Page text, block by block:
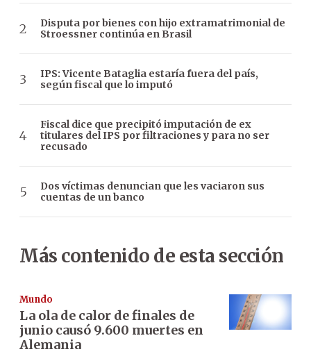
Disputa por bienes con hijo extramatrimonial de
Stroessner continúa en Brasil
IPS: Vicente Bataglia estaría fuera del país,
según fiscal que lo imputó
Fiscal dice que precipitó imputación de ex
titulares del IPS por filtraciones y para no ser
recusado
Dos víctimas denuncian que les vaciaron sus
cuentas de un banco
Más contenido de esta sección
Mundo
La ola de calor de finales de
junio causó 9.600 muertes en
Alemania